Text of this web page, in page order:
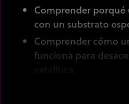
Comprender porqué
con un substrato
Comprender cómo
funciona para
catalítica.